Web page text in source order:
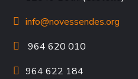
info@novessendes.org
964 620 010
964 622 184